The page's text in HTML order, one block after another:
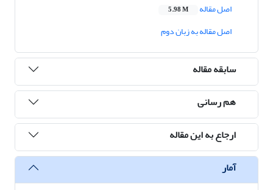
اصل مقاله
5.98 M
اصل مقاله به زبان دوم
سابقه مقاله
هم رسانی
ارجاع به این مقاله
آمار